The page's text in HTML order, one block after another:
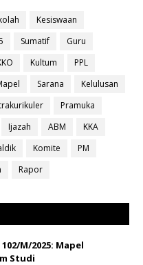
Kesiswaan
Sumatif
Guru
Kultum
PPL
Sarana
Kelulusan
Pramuka
Ijazah ABM
KKA
Komite
PM
Rapor
M/2025: Mapel
Studi